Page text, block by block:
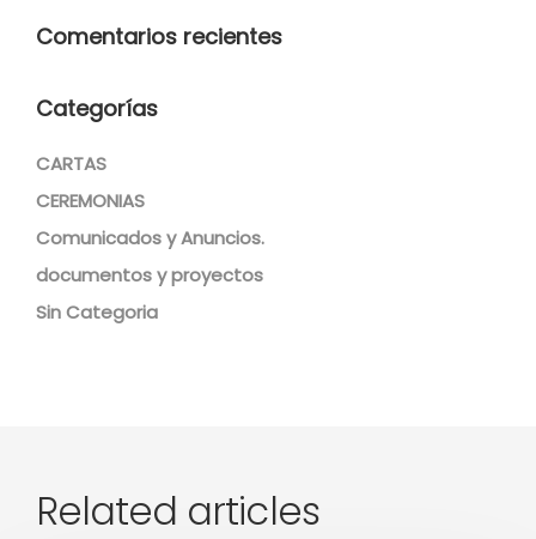
Comentarios recientes
Categorías
CARTAS
CEREMONIAS
Comunicados y Anuncios.
documentos y proyectos
Sin Categoria
Related articles